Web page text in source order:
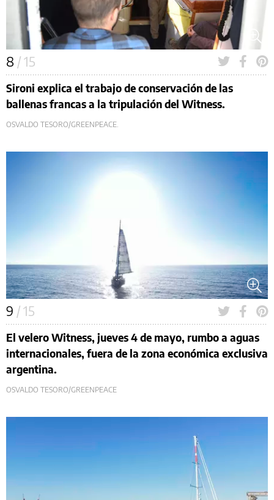
8 / 15
Sironi explica el trabajo de conservación de las
ballenas francas a la tripulación del Witness.
OSVALDO TESORO/GREENPEACE.
9 / 15
El velero Witness, jueves 4 de mayo, rumbo a aguas
internacionales, fuera de la zona económica exclusiva
argentina.
OSVALDO TESORO/GREENPEACE